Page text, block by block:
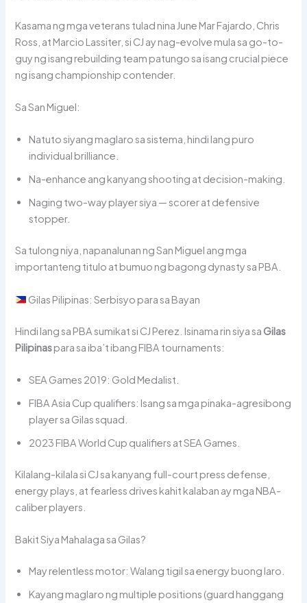
Kasama ng mga veterans tulad nina June Mar Fajardo, Chris
Ross, at Marcio Lassiter, si CJ ay nag-evolve mula sa go-to-
guy ng isang rebuilding team patungo sa isang crucial piece
ng isang championship contender.
Sa San Miguel:
Natuto siyang maglaro sa sistema, hindi lang puro
individual brilliance.
Na-enhance ang kanyang shooting at decision-making.
Naging two-way player siya — scorer at defensive
stopper.
Sa tulong niya, napanalunan ng San Miguel ang mga
importanteng titulo at bumuo ng bagong dynasty sa PBA.
Gilas Pilipinas: Serbisyo para sa Bayan
Hindi lang sa PBA sumikat si CJ Perez. Isinama rin siya sa Gilas
Pilipinaspara sa iba’t ibang FIBA tournaments:
SEA Games 2019: Gold Medalist.
FIBA Asia Cup qualifiers: Isang sa mga pinaka-agresibong
player sa Gilas squad.
2023 FIBA World Cup qualifiers at SEA Games.
Kilalang-kilala si CJ sa kanyang full-court press defense,
energy plays, at fearless drives kahit kalaban ay mga NBA-
caliber players.
Bakit Siya Mahalaga sa Gilas?
May relentless motor: Walang tigil sa energy buong laro.
Kayang maglaro ng multiple positions (guard hanggang